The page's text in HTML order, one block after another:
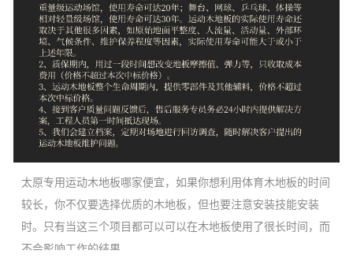
太原专用运动木地板哪家便宜，如果你想利用体育木地板的时间
较长，你不仅要选择优质的木地板，但也要注意安装技能安装
时。只有当这三个项目都可以可以在木地板使用了很长时间，而
不会影响工作的结果。